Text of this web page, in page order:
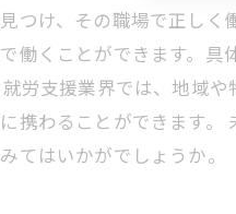
つけ、その職場で正し
働くことができます。
労支援業界では、地域
携わることができます
てはいかがでしょうか。